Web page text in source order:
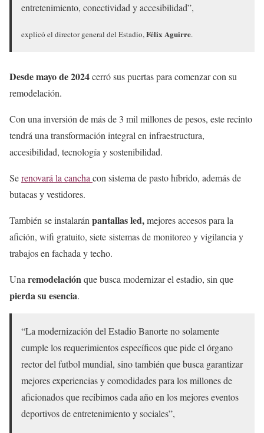
entretenimiento, conectividad y accesibilidad”,
explicó el director general del Estadio,Félix Aguirre.
Desde mayo de 2024cerró sus puertas para comenzar con su
remodelación.
Con una inversión de más de 3 mil millones de pesos, este recinto
tendrá una transformación integral en infraestructura,
accesibilidad, tecnología y sostenibilidad.
Serenovará la cancha con sistema de pasto híbrido, además de
butacas y vestidores.
También se instalarán pantallas led,mejores accesos para la
afición, wifi gratuito, siete sistemas de monitoreo y vigilancia y
trabajos en fachada y techo.
Una remodelaciónque busca modernizar el estadio, sin que
pierda su esencia.
“La modernización del Estadio Banorte no solamente
cumple los requerimientos específicos que pide el órgano
rector del futbol mundial, sino también que busca garantizar
mejores experiencias y comodidades para los millones de
aficionados que recibimos cada año en los mejores eventos
deportivos de entretenimiento y sociales”,